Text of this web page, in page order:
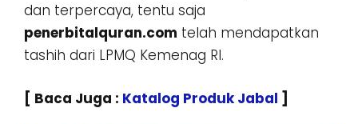
dan terpercaya, tentu saja
penerbitalquran.com telah mendapatkan
tashih dari LPMQ Kemenag RI.
[ Baca Juga : Katalog Produk Jabal ]